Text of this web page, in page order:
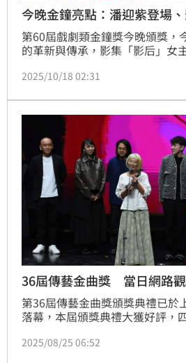
今晚金鐘亮點：潘迎紫登場
第60屆戲劇類金鐘獎今晚頒獎，
的革新與傳承，影集「影后」女
與朱芯儀等驚喜組合。
2025/10/18 02:31
36屆傳藝金曲獎 當日網路
第36屆傳藝金曲獎頒獎典禮已於
落幕，本屆頒獎典禮大獲好評，
開場表演〈大樹下〉劉福助以阿
2025/08/25 06:52